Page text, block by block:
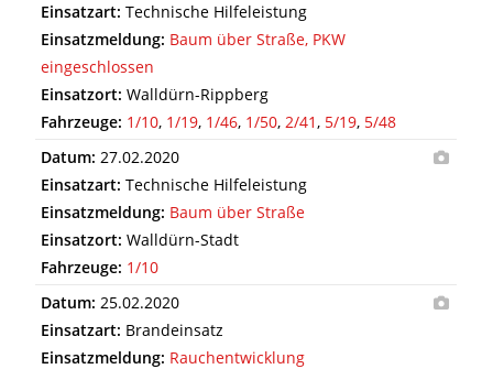
Einsatzart: Technische Hilfeleistung
Einsatzmeldung: Baum über Straße, PKW
eingeschlossen
Einsatzort: Walldürn-Rippberg
Fahrzeuge: 1/10, 1/19, 1/46, 1/50,2/41, 5/19, 5/48
Datum: 27.02.2020
Einsatzart: Technische Hilfeleistung
Einsatzmeldung: Baum über Straße
Einsatzort: Walldürn-Stadt
Fahrzeuge: 1/10
Datum: 25.02.2020
Einsatzart: Brandeinsatz
Einsatzmeldung: Rauchentwicklung